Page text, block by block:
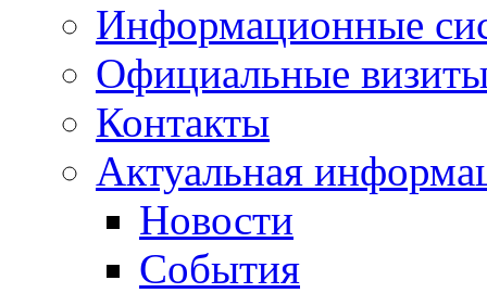
Информационные
Официальные
Контакты
Актуальная
Новости
События